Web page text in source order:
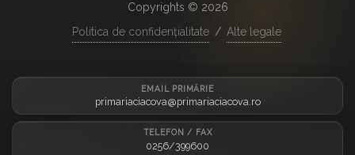
Copyrights © 2026
Politica de confidențialitate / Alte legale
EMAIL PRIMĂRIE
primariaciacova@primariaciacova.ro
TELEFON / FAX
0256/399600